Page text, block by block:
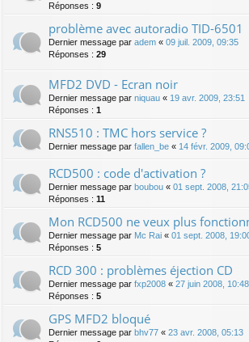
Réponses : 9
problème avec autoradio TID-6501
Dernier message par adem « 09 juil. 2009, 09:35
Réponses : 29
MFD2 DVD - Ecran noir
Dernier message par niquau « 19 avr. 2009, 23:51
Réponses : 1
RNS510 : TMC hors service ?
Dernier message par fallen_be « 14 févr. 2009,
RCD500 : code d'activation ?
Dernier message par boubou « 01 sept. 2008,
Réponses : 11
Mon RCD500 ne veux plus
Dernier message par Mc Rai « 01 sept. 2008,
Réponses : 5
RCD 300 : problèmes éjection CD
Dernier message par fxp2008 « 27 juin 2008, 10:48
Réponses : 5
GPS MFD2 bloqué
Dernier message par bhv77 « 23 avr. 2008, 05:13